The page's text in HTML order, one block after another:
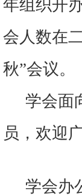
年组织开
会人数在
秋”会议。
学会面
员，欢迎
学会办